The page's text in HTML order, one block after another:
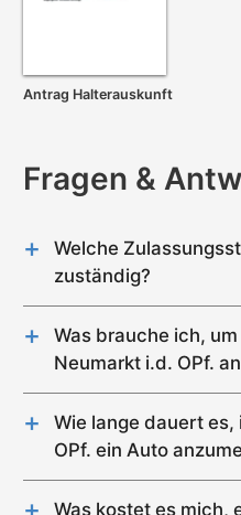
Antrag Halterauskunft
Fragen &
Welche
zuständig?
Im Kreis Neumarkt i.d.
Zulassungsstellen
Parsberg).
Auto anmelden) jede
Neumarkt i.d. OPf.
Was brauche ich,
Neumarkt i.d. OPf.
Für die Zulassung eines
Kreis Neumarkt i.d. OPf.
Nummernschild mit
Reservierung
Terminreservierung bei
Neumarkt i.d. OPf.
Wie lange dauert es,
OPf. ein Auto
Die Dauer zur
Neumarkt i.d. OPf. hängt
Was kostet es mich,